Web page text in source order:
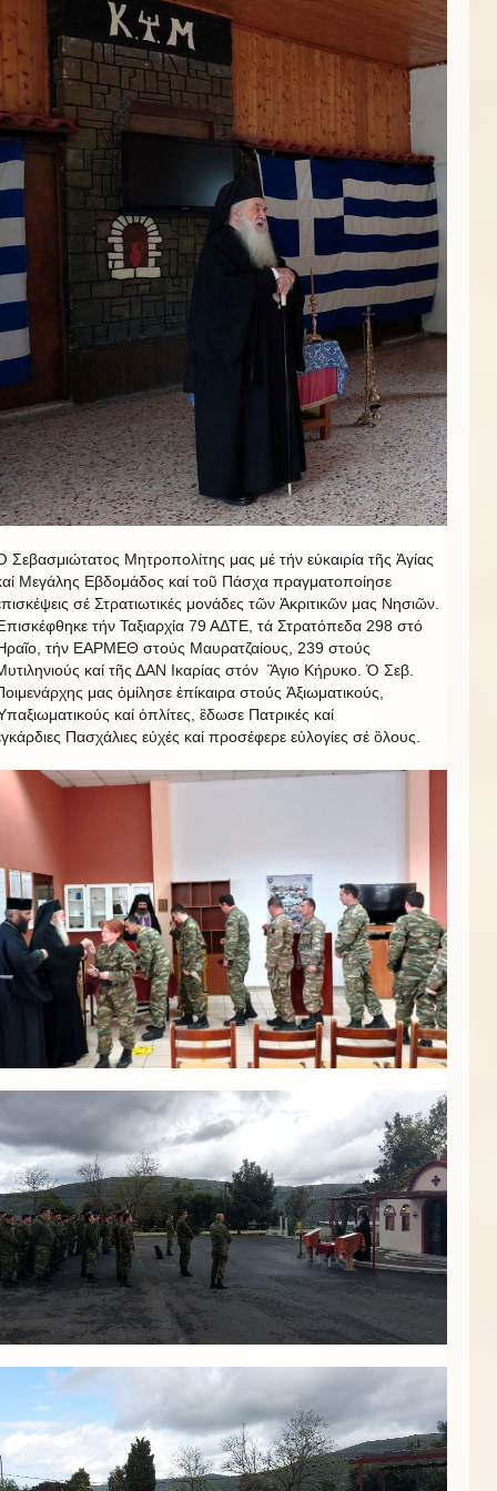
Σεβασμιώτατος Μητροπολίτης μας μέ τήν εὐκαιρία τῆς Ἀγίας
Μεγάλης Εβδομάδος καί τοῦ Πάσχα πραγματοποίησε
σέ Στρατιωτικές μονάδες τῶν Ἀκριτικῶν μας Νησιῶν.
τήν Ταξιαρχία 79 ΑΔΤΕ, τά Στρατόπεδα 298 στό
τήν ΕΑΡΜΕΘ στούς Μαυρατζαίους, 239 στούς
καί τῆς ΔΑΝ Ικαρίας στόν Ἃγιο Κήρυκο. Ὁ Σεβ.
μας ὁμίλησε ἐπίκαιρα στούς Ἀξιωματικούς,
καί ὁπλίτες, ἒδωσε Πατρικές καί
Πασχάλιες εὐχές καί προσέφερε εὐλογίες σέ ὃλους.